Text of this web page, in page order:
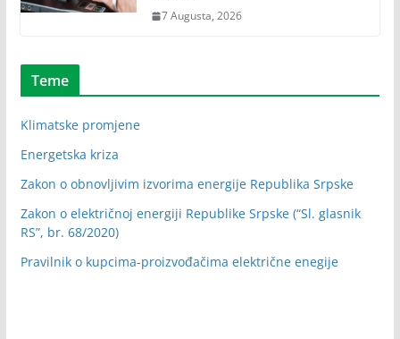
7 Augusta, 2026
Teme
Klimatske promjene
Energetska kriza
Zakon o obnovljivim izvorima energije Republika Srpske
Zakon o električnoj energiji Republike Srpske (“Sl. glasnik
RS”, br. 68/2020)
Pravilnik o kupcima-proizvođačima električne enegije